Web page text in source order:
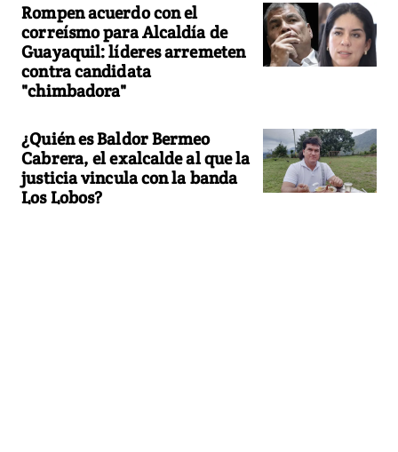
Rompen acuerdo con el
correísmo para Alcaldía de
Guayaquil: líderes arremeten
contra candidata
"chimbadora"
¿Quién es Baldor Bermeo
Cabrera, el exalcalde al que la
justicia vincula con la banda
Los Lobos?